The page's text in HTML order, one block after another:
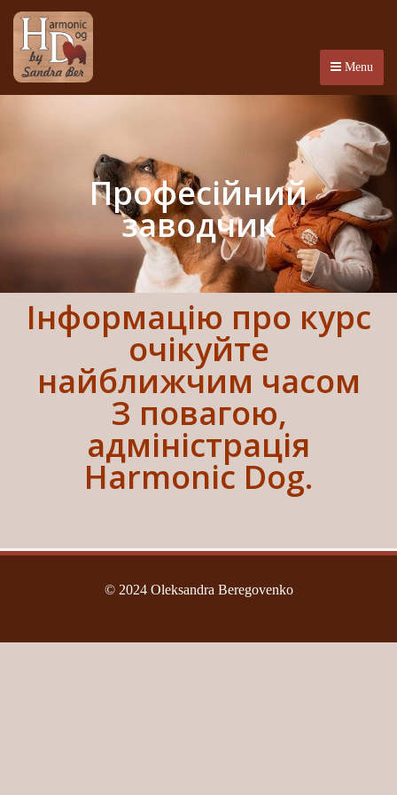
Menu
Професійний
заводчик
Інформацію про курс
очікуйте
найближчим часом
З повагою,
адміністрація
Harmonic Dog.
© 2024 Oleksandra Beregovenko